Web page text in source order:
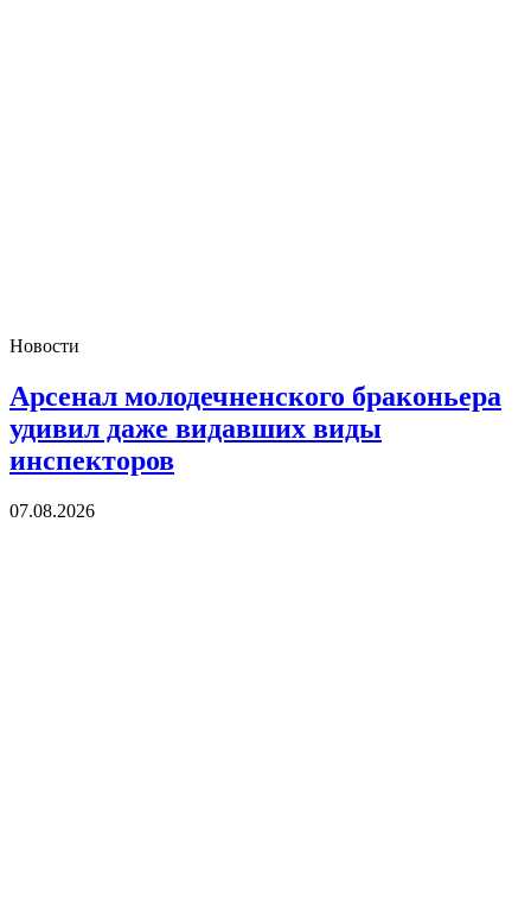
Новости
Арсенал молодечненского браконьера
удивил даже видавших виды
инспекторов
07.08.2026